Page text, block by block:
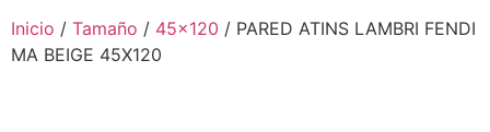
Inicio / Tamaño / 45x120 / PARED ATINS LAMBRI FENDI
MA BEIGE 45X120